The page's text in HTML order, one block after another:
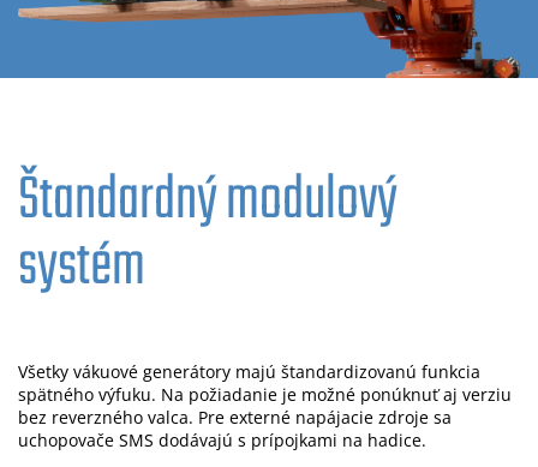
Štandardný modulový
systém
Všetky vákuové generátory majú štandardizovanú funkcia
spätného výfuku. Na požiadanie je možné ponúknuť aj verziu
bez reverzného valca. Pre externé napájacie zdroje sa
uchopovače SMS dodávajú s prípojkami na hadice.